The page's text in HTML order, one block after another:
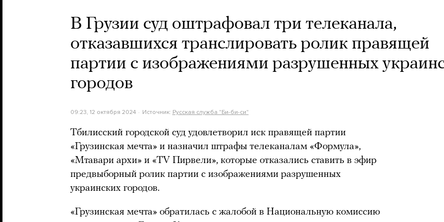
В Грузии суд оштрафовал три телеканала,
отказавшихся транслировать ролик правящей
партии с изображениями разрушенных
городов
09:23, 12 октября 2024 Источник: Русская служба "Би-би-си"
Тбилисский городской суд удовлетворил иск правящей партии
«Грузинская мечта» и назначил штрафы телеканалам «Формула»,
«Мтавари архи» и «TV Пирвели», которые отказались ставить в эфир
предвыборный ролик партии с изображениями разрушенных
украинских городов.
«Грузинская мечта» обратилась с жалобой в Национальную комиссию